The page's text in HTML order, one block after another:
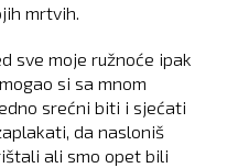
mrtvih.
sve moje ružnoće ipak
si sa mnom
srećni biti i sjećati
da nasloniš
ali smo opet bili